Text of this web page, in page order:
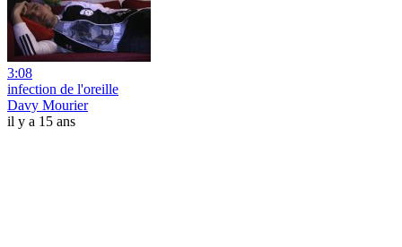
3:08
infection de l'oreille
Davy Mourier
il y a 15 ans